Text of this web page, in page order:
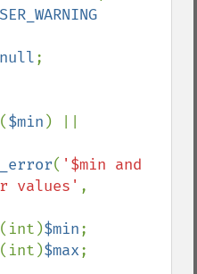
null;
($min ) ||
( '$min and
values'
$min;
$max;